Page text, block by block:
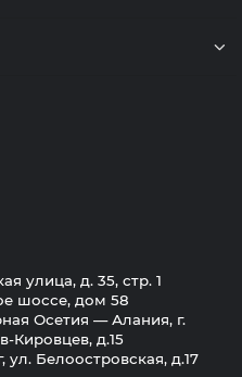
улица, д. 35, стр. 1
шоссе, дом 58
Осетия — Алания, г.
Кировцев, д.15
ул. Белоостровская, д.17